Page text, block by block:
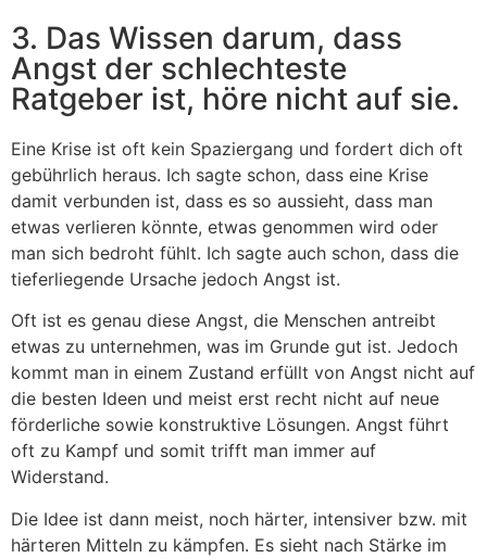
3. Das Wissen darum, dass
Angst der schlechteste
Ratgeber ist, höre nicht auf sie.
Eine Krise ist oft kein Spaziergang und fordert dich oft
gebührlich heraus. Ich sagte schon, dass eine Krise
damit verbunden ist, dass es so aussieht, dass man
etwas verlieren könnte, etwas genommen wird oder
man sich bedroht fühlt. Ich sagte auch schon, dass die
tieferliegende Ursache jedoch Angst ist.
Oft ist es genau diese Angst, die Menschen antreibt
etwas zu unternehmen, was im Grunde gut ist. Jedoch
kommt man in einem Zustand erfüllt von Angst nicht auf
die besten Ideen und meist erst recht nicht auf neue
förderliche sowie konstruktive Lösungen. Angst führt
oft zu Kampf und somit trifft man immer auf
Widerstand.
Die Idee ist dann meist, noch härter, intensiver bzw. mit
härteren Mitteln zu kämpfen. Es sieht nach Stärke im